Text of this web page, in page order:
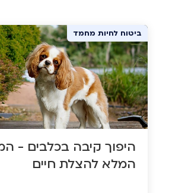
ביטוח לחיות מחמד
היפוך קיבה בכלבים -
המלא להצלת חיים